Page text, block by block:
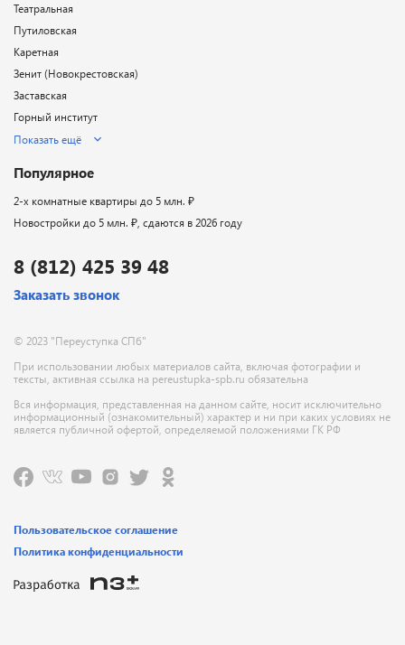
8 (812) 425 39 48
Заказать звонок
© 2023 "Переуступка СПб"
При использовании любых материалов сайта, включая фотографии и
тексты, активная ссылка на pereustupka-spb.ru обязательна
Вся информация, представленная на данном сайте, носит исключительно
информационный (ознакомительный) характер и ни при каких условиях не
является публичной офертой, определяемой положениями ГК РФ
Театральная
Путиловская
Каретная
Зенит (Новокрестовская)
Заставская
Горный институт
Показать ещё
Популярное
2-х комнатные квартиры до 5 млн. ₽
Новостройки до 5 млн. ₽, сдаются в 2026 году
Пользовательское соглашение
Политика конфиденциальности